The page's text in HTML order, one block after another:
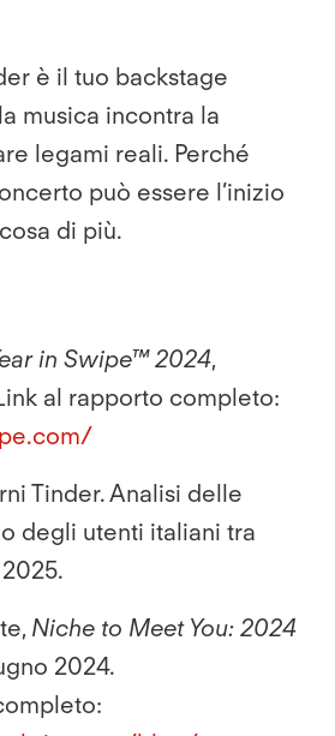
è il tuo backstage
musica incontra la
legami reali. Perché
può essere l’inizio
di più.
in Swipe™ 2024,
al rapporto completo:
Tinder. Analisi delle
degli utenti italiani tra
Niche to Meet You: 2024
2024.